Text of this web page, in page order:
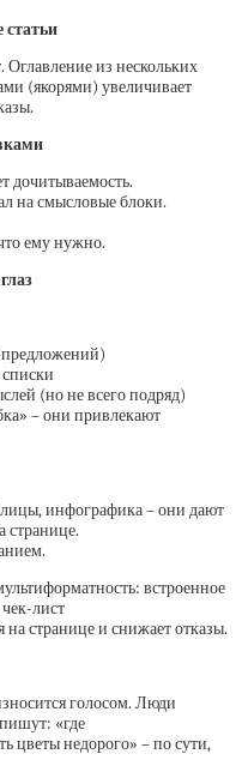
статьи
из нескольких
(якорями) увеличивает
дочитываемость.
на смысловые блоки.
ему нужно.
предложений)
(но не всего подряд)
– они привлекают
инфографика – они дают
странице.
встроенное
лист
на странице и снижает отказы.
голосом. Люди
«где
цветы недорого» – по сути,